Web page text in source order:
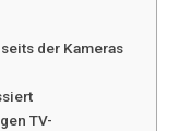
der Kameras
TV-